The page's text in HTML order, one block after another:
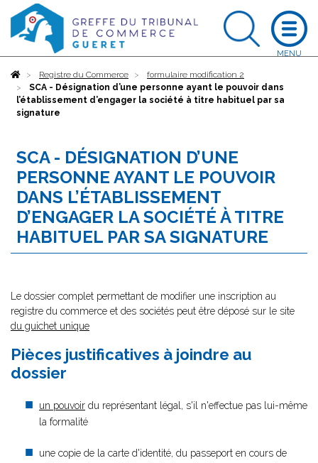
AccueilRegistre du Commerce
formulaire modification 2
SCA - Désignation d’une personne ayant le pouvoir dans
l’établissement d’engager la société à titre habituel par sa
signature
SCA - DÉSIGNATION D’UNE
PERSONNE AYANT LE POUVOIR
DANS L’ÉTABLISSEMENT
D’ENGAGER LA SOCIÉTÉ À TITRE
HABITUEL PAR SA SIGNATURE
Le dossier complet permettant de modifier une inscription au
registre du commerce et des sociétés peut être déposé sur le site
du guichet unique
Pièces justificatives à joindre au
dossier
un pouvoir du représentant légal, s'il n'effectue pas lui-même
la formalité
une copie de la carte d'identité, du passeport en cours de